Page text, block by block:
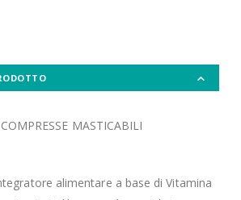
MASTICABILI
alimentare a base di Vitamina